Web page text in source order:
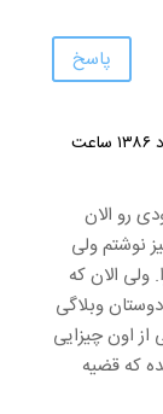
پاسخ
| نوشته شده در تاریخ ۳۰ مرداد ۱۳۸۶ ساعت
رو الان
نوشتم ولی
ولی الان که
وبلاگی
از اون چیزایی
که قضیه